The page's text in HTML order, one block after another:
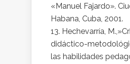
«Manuel Fajardo».
Habana, Cuba, 2001.
Hechevarría,
didáctico-
las habilidades